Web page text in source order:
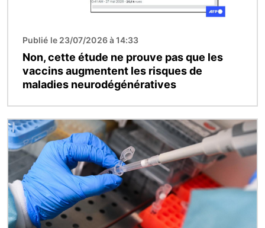
Publié le 23/07/2026 à 14:33
Non, cette étude ne prouve pas que les
vaccins augmentent les risques de
maladies neurodégénératives
Image